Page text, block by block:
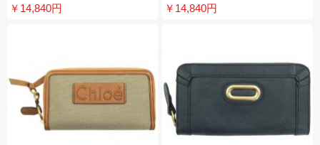
￥14,840円 ￥14,840円